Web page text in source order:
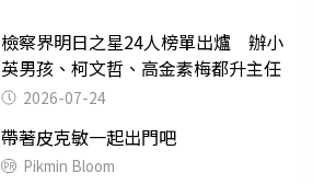
檢察界明日之星24人榜單出爐 辦小
英男孩、柯文哲、高金素梅都升主任
2026-07-24
帶著皮克敏一起出門吧
Pikmin Bloom